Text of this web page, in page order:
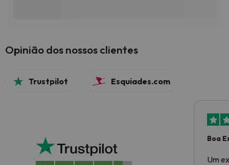
Opinião dos nossos clientes
Trustpilot Esquiades.com
Boa
Um